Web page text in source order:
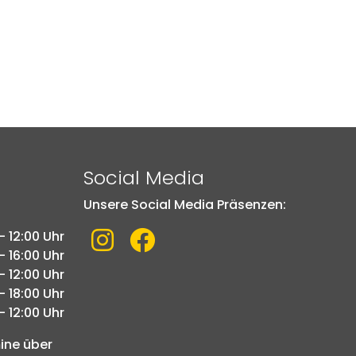
12:00 Uhr
16:00 Uhr
12:00 Uhr
18:00 Uhr
12:00 Uhr
über
Social Media
Unsere Social Media Präsenzen:
Link zu Instagram
Link zu Facebook